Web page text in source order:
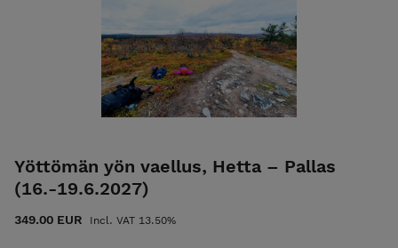
Yöttömän yön vaellus, Hetta – Pallas
(16.-19.6.2027)
349.00 EUR Incl. VAT 13.50%